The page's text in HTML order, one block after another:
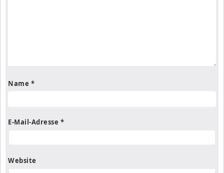
Name *
E-Mail-Adresse *
Website